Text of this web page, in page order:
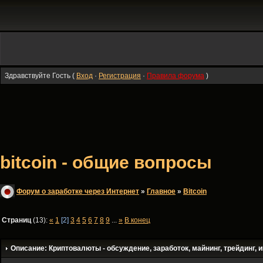
Здравствуйте Гость ( Вход · Регистрация · Правила форума )
bitcoin - общие вопросы
Форум о заработке через Интернет » Главное » Bitсoin
Страниц(13): « 1 [2] 3 4 5 6 7 8 9 ... » В конец
Описание: Криптовалюты - обсуждение, заработок, майнинг, трейдинг,